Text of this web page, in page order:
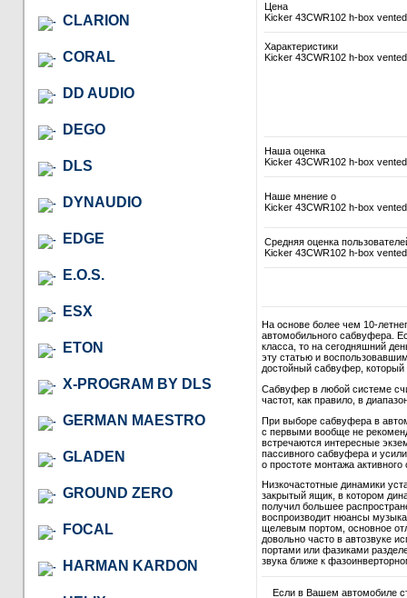
CLARION
CORAL
DD AUDIO
DEGO
DLS
DYNAUDIO
EDGE
E.O.S.
ESX
ETON
X-PROGRAM BY DLS
GERMAN MAESTRO
GLADEN
GROUND ZERO
FOCAL
HARMAN KARDON
Цена
Kicker 43CWR102 h-box
Характеристики
Kicker 43CWR102 h-box
Наша оценка
Kicker 43CWR102 h-box
Наше мнение о
Kicker 43CWR102 h-box
Средняя оценка
Kicker 43CWR102 h-box
На основе более чем 10-
автомобильного сабвуфера.
класса, то на сегодняшний
эту статью и
достойный сабвуфер, который
Сабвуфер в любой системе
частот, как правило, в
При выборе сабвуфера в
с первыми вообще не
встречаются интересные
пассивного сабвуфера и
о простоте монтажа
Низкочастотные динамики
закрытый ящик, в котором
получил большее
воспроизводит нюансы
щелевым портом, основное
довольно часто в автозвуке
портами или фазиками
звука ближе к
Если в Вашем автомобиле